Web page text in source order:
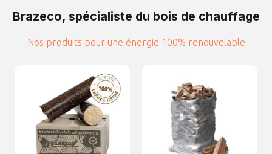
Brazeco, spécialiste du bois de chauffage
Nos produits pour une énergie 100% renouvelable